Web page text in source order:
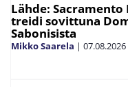
Lähde: Sacramento
treidi sovittuna
Sabonisista
Mikko Saarela | 07.08.2026